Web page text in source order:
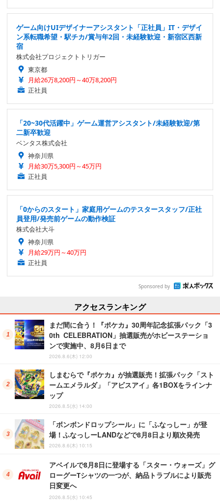
ゲーム向けUIデザイナーアシスタント「正社員」IT・デザイ
ン系転職希望・駅チカ/賞与年2回・未経験歓迎・新宿区西新
宿
株式会社プロジェクトトリガー
東京都
月給26万8,200円～40万8,200円
正社員
「20~30代活躍中」ゲーム運営アシスタント/未経験歓迎/第
二新卒歓迎
ベンタス株式会社
神奈川県
月給30万5,300円～45万円
正社員
「0からのスタート」家庭用ゲームのテスタースタッフ/正社
員登用/発売前ゲームの動作検証
株式会社大斗
神奈川県
月給29万円～40万円
正社員
Sponsored by
アクセスランキング
まだ間に合う！『ポケカ』30周年記念拡張パック「3
0th CELEBRATION」抽選販売がホビーステーショ
ンで実施中、8月6日まで
2026.8.6(木) 12:00
しまむらで『ポケカ』が抽選販売！拡張パック「スト
ームエメラルダ」「アビスアイ」各1BOXをラインナ
ップ
2026.8.5(水) 14:00
「ボンボンドロップシール」に「ふなっしー」が登
場！ふなっしーLANDなどで8月8日より順次発売
2026.8.6(木) 10:15
アベイルで8月8日に登場する「スター・ウォーズ」グ
ローグーTシャツの一つが、納品トラブルにより販売
日変更へ
2026.8.5(水) 10:45